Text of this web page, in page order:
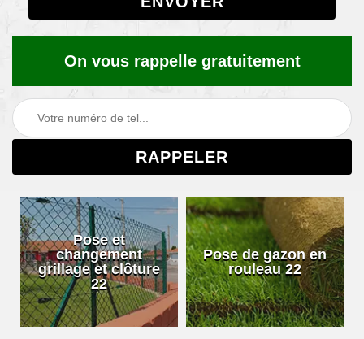
On vous rappelle gratuitement
Pose et
changement
grillage et clôture
22
Pose de gazon en
rouleau 22